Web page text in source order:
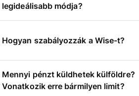
legideálisabb módja?
Hogyan szabályozzák a Wise-t?
Mennyi pénzt küldhetek külföldre?
Vonatkozik erre bármilyen limit?